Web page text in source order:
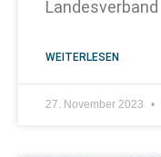
Landesverband
WEITERLESEN
27. November 2023